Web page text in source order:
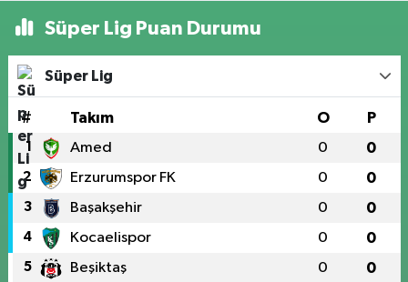
Süper Lig Puan Durumu
Süper Lig
# Takım O P
1 Amed 0 0
2 Erzurumspor FK 0 0
3 Başakşehir 0 0
4 Kocaelispor 0 0
5 Beşiktaş 0 0